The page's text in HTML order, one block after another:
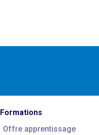
Formations
Offre apprentissage